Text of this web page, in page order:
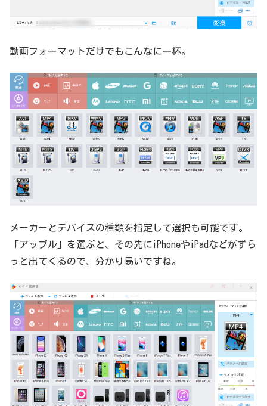
動画フォーマットだけでもこんなに一杯。
メーカーとデバイスの種類を指定して選択も可能です。
「アップル」を選ぶと、その先にiPhoneやiPadなどがずら
っと出てくるので、分かり易いですね。